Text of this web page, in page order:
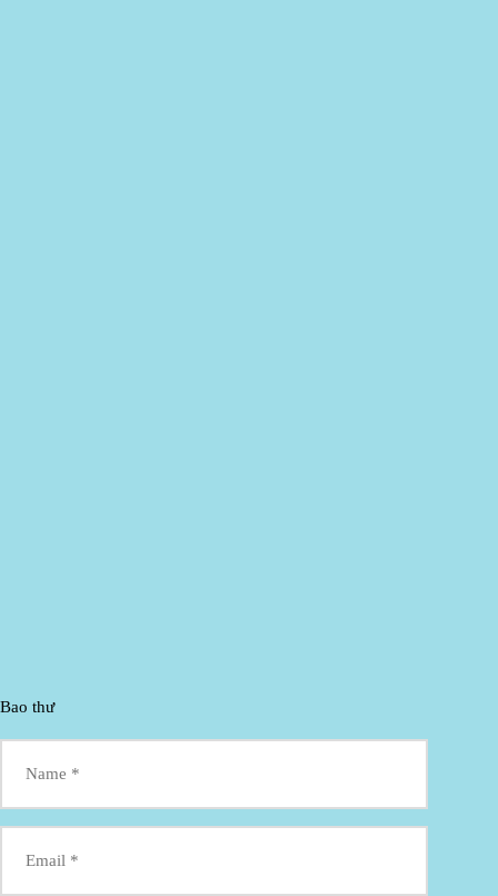
Bao thư